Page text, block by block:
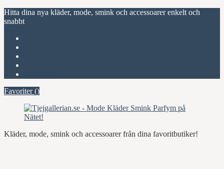
Hitta dina nya kläder, mode, smink och accessoarer enkelt och
snabbt
Favoriter ()
Kläder, mode, smink och accessoarer från dina favoritbutiker!